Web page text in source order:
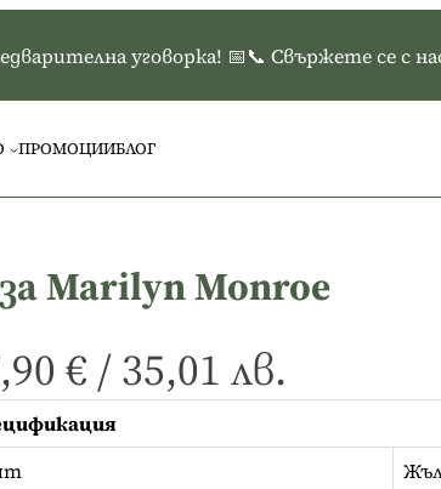
уговорка! 📅📞 Свържете се с нас
ПРОМОЦИИБЛОГ
Marilyn Monroe
€ /35,01 лв.